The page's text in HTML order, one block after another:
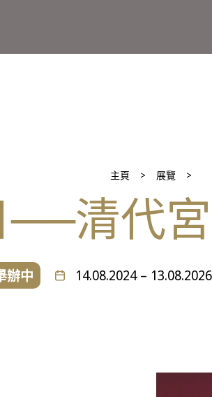
主頁 展覽
清代
辦中 14.08.2024 – 13.08.2026